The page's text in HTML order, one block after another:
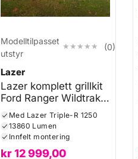
Modelltilpasset
utstyr
★★★★★
★★★★★ (0)
Lazer
Lazer komplett grillkit
Ford Ranger Wildtrak
2023+
Med Lazer Triple-R 1250
13860 Lumen
Innfelt montering
kr12 999,00